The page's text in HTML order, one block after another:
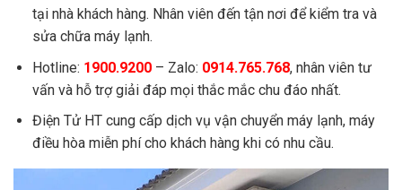
tại nhà khách hàng. Nhân viên đến tận nơi để kiểm tra và
sửa chữa máy lạnh.
Hotline: 1900.9200– Zalo: 0914.765.768, nhân viên tư
vấn và hỗ trợ giải đáp mọi thắc mắc chu đáo nhất.
Điện Tử HT cung cấp dịch vụ vận chuyển máy lạnh, máy
điều hòa miễn phí cho khách hàng khi có nhu cầu.